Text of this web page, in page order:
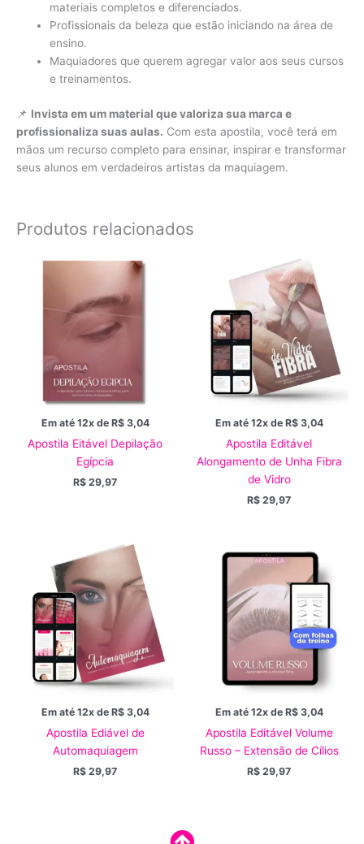
materiais completos e diferenciados.
Profissionais da beleza que estão iniciando na área de
ensino.
Maquiadores que querem agregar valor aos seus cursos
e treinamentos.
📌 Invista em um material que valoriza sua marca e
profissionaliza suas aulas. Com esta apostila, você terá em
mãos um recurso completo para ensinar, inspirar e transformar
seus alunos em verdadeiros artistas da maquiagem.
Produtos relacionados
Em até 12x de R$3,04
Apostila Eitável Depilação
Egípcia
R$ 29,97
Em até 12x de R$3,04
Apostila Editável
Alongamento de Unha Fibra
de Vidro
R$ 29,97
Em até 12x de R$3,04
Apostila Ediável de
Automaquiagem
R$ 29,97
Em até 12x de R$3,04
Apostila Editável Volume
Russo – Extensão de Cílios
R$ 29,97